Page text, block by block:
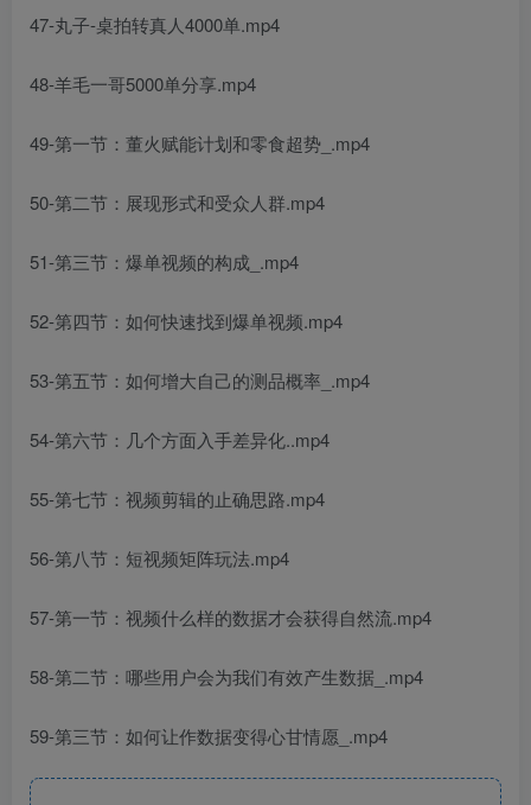
47-丸子-桌拍转真人4000单.mp4
48-羊毛一哥5000单分享.mp4
49-第一节：董火赋能计划和零食超势_.mp4
50-第二节：展现形式和受众人群.mp4
51-第三节：爆单视频的构成_.mp4
52-第四节：如何快速找到爆单视频.mp4
53-第五节：如何增大自己的测品概率_.mp4
54-第六节：几个方面入手差异化..mp4
55-第七节：视频剪辑的止确思路.mp4
56-第八节：短视频矩阵玩法.mp4
57-第一节：视频什么样的数据才会获得自然流.mp4
58-第二节：哪些用户会为我们有效产生数据_.mp4
59-第三节：如何让作数据变得心甘情愿_.mp4